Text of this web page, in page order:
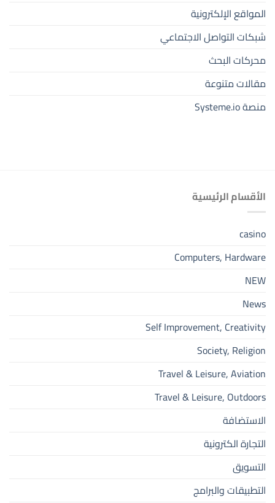
المواقع الإلكترونية
شبكات التواصل الاجتماعي
محركات البحث
مقالات متنوعة
منصة Systeme.io
الأقسام الرئيسية
casino
Computers, Hardware
NEW
News
Self Improvement, Creativity
Society, Religion
Travel & Leisure, Aviation
Travel & Leisure, Outdoors
الاستضافة
التجارة الكترونية
التسويق
التطبيقات والبرامج